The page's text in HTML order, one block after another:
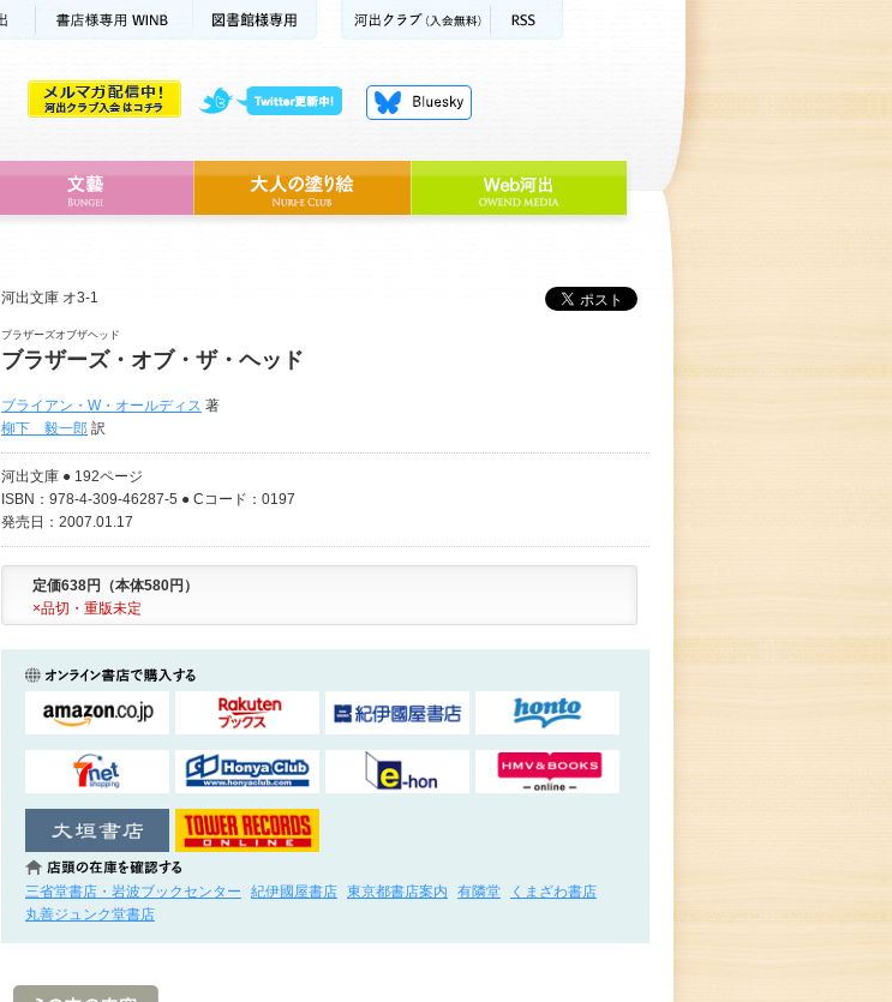
河出文庫 オ3-1
ブラザーズオブザヘッド
ブラザーズ・オブ・ザ・ヘッド
ブライアン・W・オールディス 著
柳下 毅一郎 訳
河出文庫 ● 192ページ
ISBN：978-4-309-46287-5 ● Cコード：0197
発売日：2007.01.17
定価638円（本体580円）
×品切・重版未定
三省堂書店・岩波ブックセンター 紀伊國屋書店 東京都書店案内 有隣堂
くまざわ書店
丸善ジュンク堂書店